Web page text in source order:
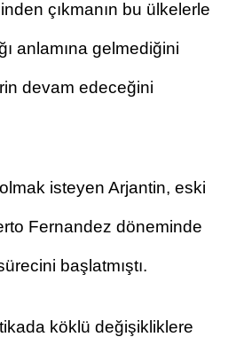
çıkmanın bu ülkelerle
anlamına gelmediğini
devam edeceğini
isteyen Arjantin, eski
Fernandez döneminde
başlatmıştı.
köklü değişikliklere